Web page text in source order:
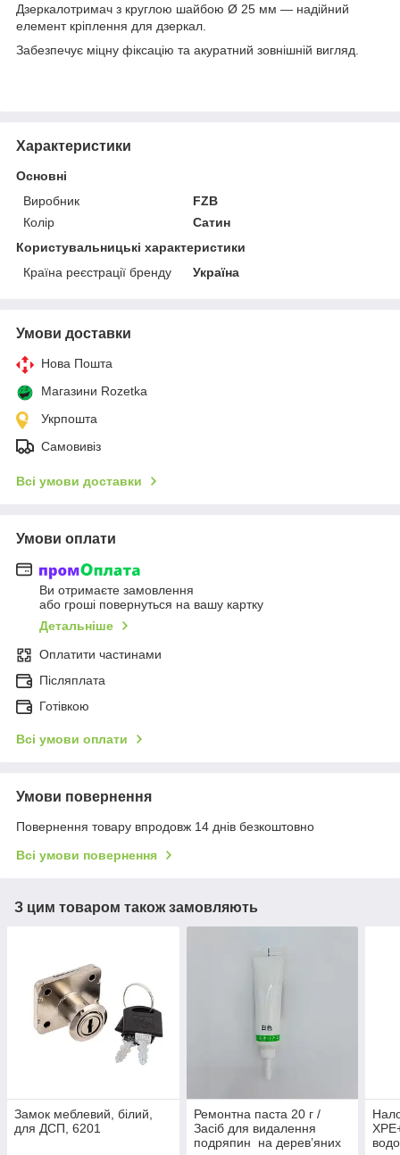
Дзеркалотримач з круглою шайбою Ø 25 мм — надійний
елемент кріплення для дзеркал.
Забезпечує міцну фіксацію та акуратний зовнішній вигляд.
Характеристики
Основні
Виробник
FZB
Колір
Сатин
Користувальницькі характеристики
Країна реєстрації бренду
Україна
Умови доставки
Нова Пошта
Магазини Rozetka
Укрпошта
Самовивіз
Всі умови доставки
Умови оплати
Ви отримаєте замовлення
або гроші повернуться на вашу картку
Детальніше
Оплатити частинами
Післяплата
Готівкою
Всі умови оплати
Умови повернення
Повернення товару впродовж 14 днів безкоштовно
Всі умови повернення
З цим товаром також замовляють
Замок меблевий, білий,
для ДСП, 6201
Ремонтна паста 20 г /
Засіб для видалення
подряпин на дерев’яних